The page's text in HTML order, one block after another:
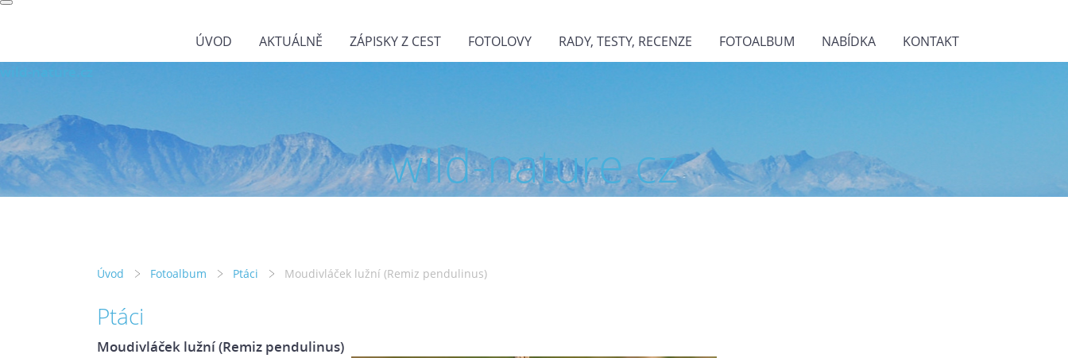
ÚVOD AKTUÁLNĚ ZÁPISKY Z CEST FOTOLOVY RADY, TESTY, RECENZE FOTOALBUM NABÍDKA KONTAKT
wild-nature.cz
Úvod Fotoalbum Ptáci Moudivláček lužní (Remiz pendulinus)
Ptáci
Moudivláček lužní (Remiz pendulinus)